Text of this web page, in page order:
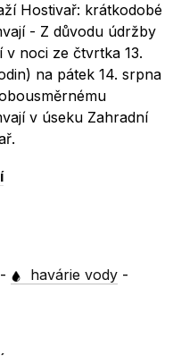
Hostivař: krátkodobé
- Z důvodu údržby
noci ze čtvrtka 13.
na pátek 14. srpna
v úseku Zahradní
- havárie vody -